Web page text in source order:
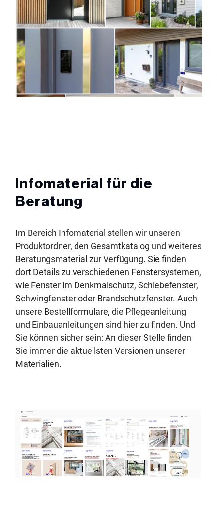
Infomaterial für die
Beratung
Im Bereich Infomaterial stellen wir unseren
Produktordner, den Gesamtkatalog und weiteres
Beratungsmaterial zur Verfügung. Sie finden
dort Details zu verschiedenen Fenstersystemen,
wie Fenster im Denkmalschutz, Schiebefenster,
Schwingfenster oder Brandschutzfenster. Auch
unsere Bestellformulare, die Pflegeanleitung
und Einbauanleitungen sind hier zu finden. Und
Sie können sicher sein: An dieser Stelle finden
Sie immer die aktuellsten Versionen unserer
Materialien.